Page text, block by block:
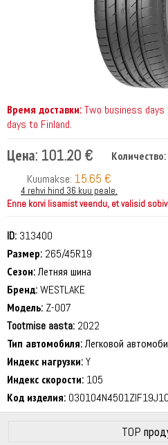
Время доставки:Two business
days to Finland.
Цена: 101.20 €
Количество:
Kuumakse: 15.65 €
4 rehvi hind 36 kuu peale.
Enne korvi lisamist veendu, et valisid
ID: 313400
Размер: 265/45R19
Сезон:Летняя шина
Бренд:WESTLAKE
Модель: Z-007
Tootmise aasta: 2022
Тип автомобиля:Легковой
Индекс нагрузки:Y
Индекс скорости: 105
Код изделия:
TOP